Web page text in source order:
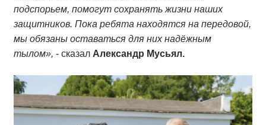
подспорьем, помогут сохранять жизни наших
защитников. Пока ребята находятся на передовой,
мы обязаны оставаться для них надёжным
тылом», - сказал Александр Мусьял.